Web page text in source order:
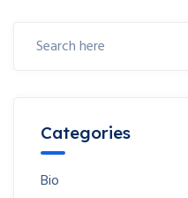
Categories
Bio